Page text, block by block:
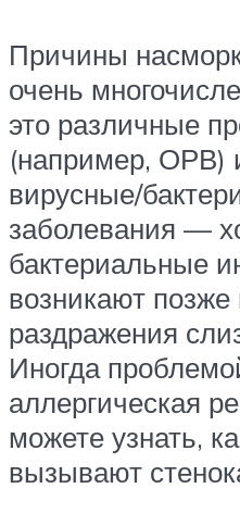
Причины
очень
это различные
(например, ОРВ)
вирусные/
заболевания —
бактериальные
возникают позже
раздражения
Иногда
аллергическая
можете узнать,
вызывают